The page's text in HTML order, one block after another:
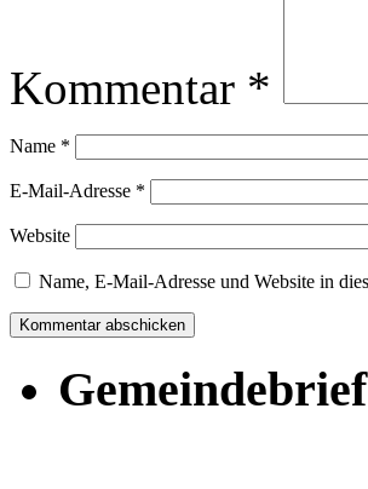
Kommentar *
Name *
E-Mail-Adresse *
Website
Name, E-Mail-Adresse und Website in
Gemeindebrief